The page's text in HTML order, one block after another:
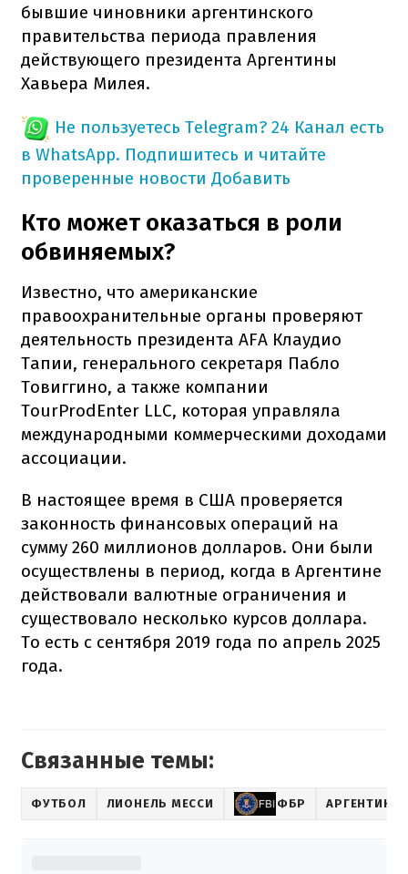
бывшие чиновники аргентинского
правительства периода правления
действующего президента Аргентины
Хавьера Милея.
Не пользуетесь Telegram? 24 Канал есть
в WhatsApp. Подпишитесь и читайте
проверенные новости Добавить
Кто может оказаться в роли
обвиняемых?
Известно, что американские
правоохранительные органы проверяют
деятельность президента AFA Клаудио
Тапии, генерального секретаря Пабло
Товиггино, а также компании
TourProdEnter LLC, которая управляла
международными коммерческими доходами
ассоциации.
В настоящее время в США проверяется
законность финансовых операций на
сумму 260 миллионов долларов. Они были
осуществлены в период, когда в Аргентине
действовали валютные ограничения и
существовало несколько курсов доллара.
То есть с сентября 2019 года по апрель 2025
года.
Связанные темы:
ФУТБОЛ ЛИОНЕЛЬ МЕССИ ФБР АРГЕНТИНА